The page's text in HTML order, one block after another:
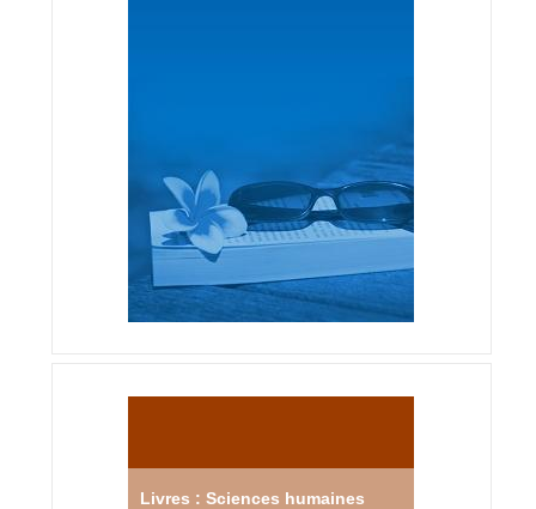
Livres : Sciences humaines